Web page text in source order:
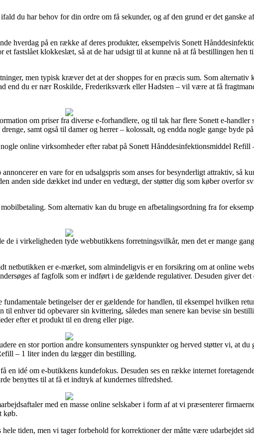
du har behov for din ordre om få sekunder, og af den grund er det ganske
hverdag på en række af deres produkter, eksempelvis Sonett
et fastslået klokkeslæt, så at de har udsigt til at kunne nå at få bestillingen hen
men typisk kræver det at der shoppes for en præcis sum. Som alternativ
end du er nær Roskilde, Frederiksværk eller Hadsten – vil være at få
om priser fra diverse e-forhandlere, og til tak har flere Sonett e-handler
samt også til damer og herrer – kolossalt, og endda nogle gange byde
online virksomheder efter rabat på Sonett Hånddesinfektionsmiddel
en vare for en udsalgspris som anses for besynderligt attraktiv, så
anden side dækket ind under en vedtægt, der støtter dig som køber overfor
Som alternativ kan du bruge en afbetalingsordning fra for
de i virkeligheden tyde webbutikkens forretningsvilkår, men det er mange
netbutikken er e-mærket, som almindeligvis er en forsikring om at online
af fagfolk som er indført i de gældende regulativer. Desuden giver
betingelser der er gældende for handlen, til eksempel hvilken
enhver tid opbevarer sin kvittering, således man senere kan bevise sin
efter et produkt til en dreng eller pige.
en stor portion andre konsumenters synspunkter og herved støtter vi, at du
– 1 liter inden du lægger din bestilling.
idé om e-butikkens kundefokus. Desuden ses en række internet
benyttes til at få et indtryk af kundernes tilfredshed.
med en masse online selskaber i form af at vi præsenterer
køb.
tiden, men vi tager forbehold for korrektioner der måtte være udarbejdet